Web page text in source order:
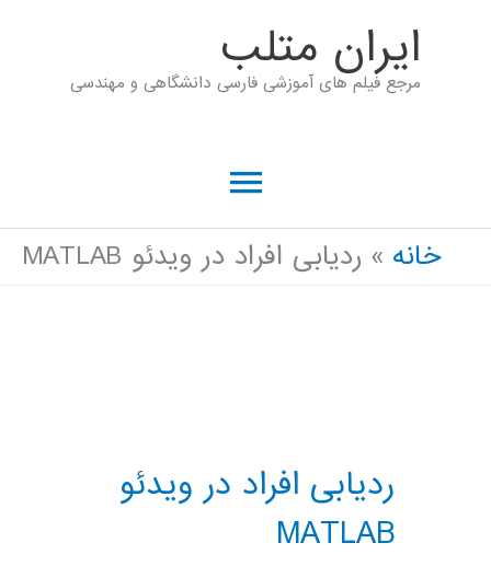
ايران متلب
مرجع فیلم های آموزشی فارسی دانشگاهی و مهندسی
فهرست
اصلی
خانه ردیابی افراد در ویدئو MATLAB
ردیابی افراد در ویدئو
MATLAB